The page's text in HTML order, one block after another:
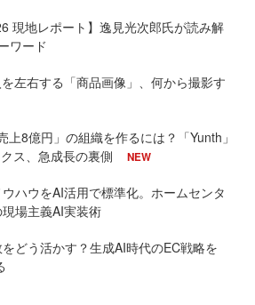
現地レポート】逸見光次郎氏が読み解
ワード
左右する「商品画像」、何から撮影す
上8億円」の組織を作るには？「Yunth」
ス、急成長の裏側
NEW
ハウをAI活用で標準化。ホームセンタ
場主義AI実装術
どう活かす？生成AI時代のEC戦略を